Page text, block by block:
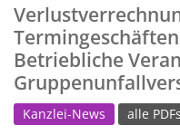
Betriebliche
Kanzlei-News alle PDFs